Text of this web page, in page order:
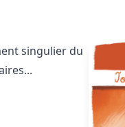
singulier du